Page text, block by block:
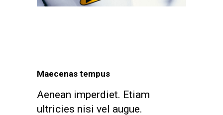
Maecenas tempus
Aenean imperdiet. Etiam
ultricies nisi vel augue.